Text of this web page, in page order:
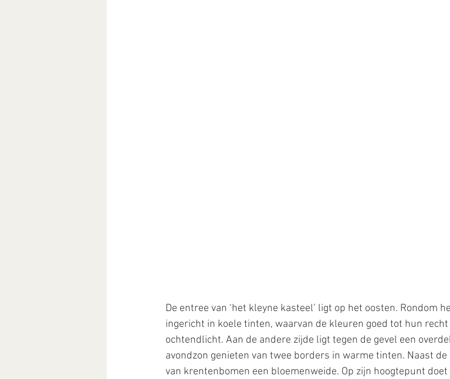
De entree van ‘het kleyne kasteel’ ligt op het oosten. Rondom
ingericht in koele tinten, waarvan de kleuren goed tot hun
ochtendlicht. Aan de andere zijde ligt tegen de gevel een
avondzon genieten van twee borders in warme tinten. Naast
van krentenbomen een bloemenweide. Op zijn hoogtepunt